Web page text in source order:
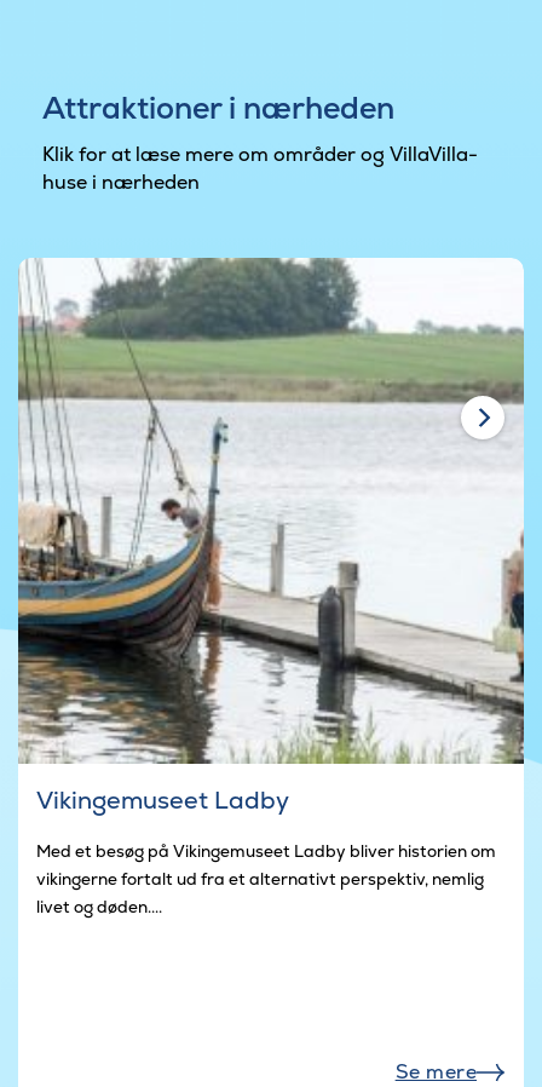
Attraktioner i nærheden
Klik for at læse mere om områder og VillaVilla-
huse i nærheden
Vikingemuseet Ladby
Med et besøg på Vikingemuseet Ladby bliver historien om
vikingerne fortalt ud fra et alternativt perspektiv, nemlig
livet og døden....
Se mere